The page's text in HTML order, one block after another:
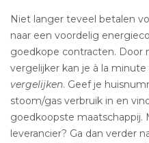
Niet langer teveel betalen
naar een voordelig
goedkope contracten. Door
vergelijker kan je à la minute
vergelijken. Geef je
stoom/gas verbruik in en
goedkoopste maatschappij.
leverancier? Ga dan verder